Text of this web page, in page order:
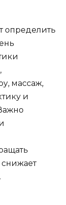
определить
массаж,
и